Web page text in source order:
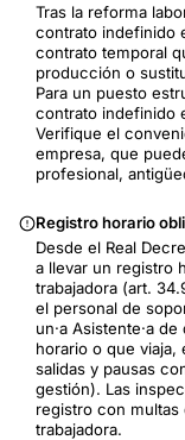
Tras la reforma
contrato indefinido
contrato temporal
producción o
Para un puesto
contrato indefinido
Verifique el
empresa, que
profesional,
Registro horario
Desde el Real
a llevar un registro
trabajadora (art.
el personal de
un·a Asistente·a
horario o que viaja,
salidas y pausas
gestión). Las
registro con multas
trabajadora.